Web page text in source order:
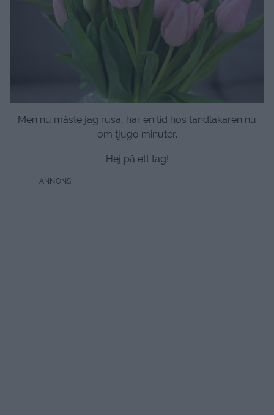
Men nu måste jag rusa, har en tid hos tandläkaren nu
om tjugo minuter.
Hej på ett tag!